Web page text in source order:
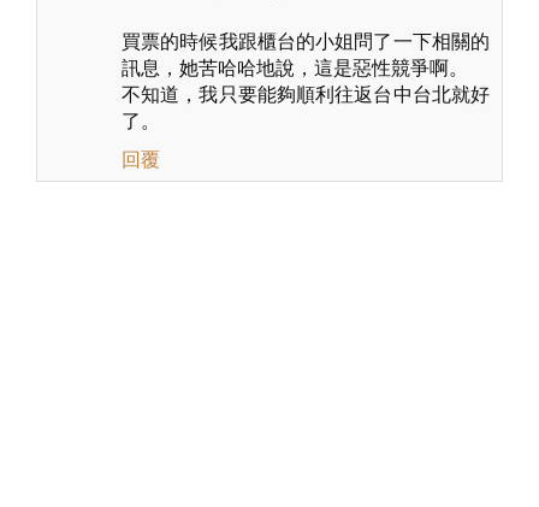
買票的時候我跟櫃台的小姐問了一下相關的
訊息，她苦哈哈地說，這是惡性競爭啊。
不知道，我只要能夠順利往返台中台北就好
了。
回覆